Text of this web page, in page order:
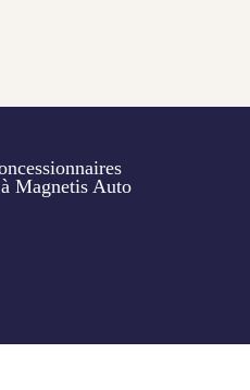
Magnetis Auto